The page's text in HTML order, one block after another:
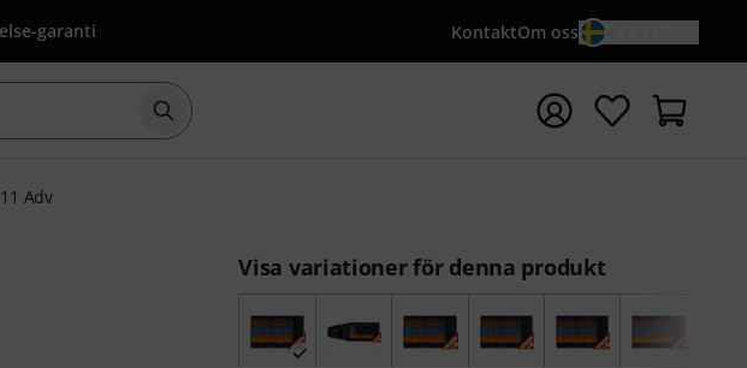
garanti KontaktOm oss
Börja sökningen med söktermen {searchTerm}
Adv
Visa variationer för denna produkt